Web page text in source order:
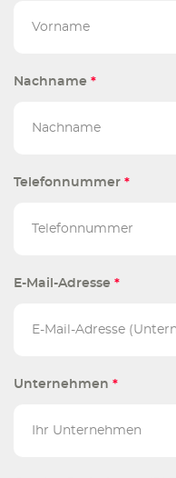
Nachname *
Telefonnummer *
E-Mail-Adresse *
Unternehmen *